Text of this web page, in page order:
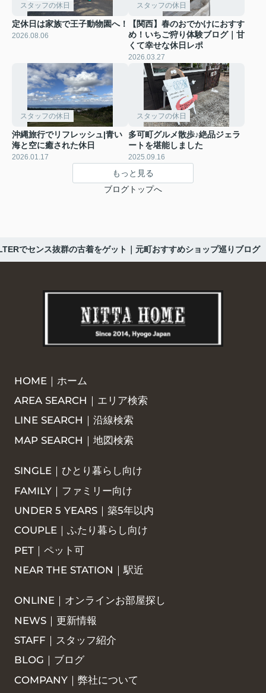
スタッフの休日
定休日は家族で王子動物園へ！
2026.08.06
スタッフの休日
【関西】春のおでかけにおすす
め！いちご狩り体験ブログ｜甘
くて幸せな休日レポ
2026.03.27
スタッフの休日
沖縄旅行でリフレッシュ|青い
海と空に癒された休日
2026.01.17
スタッフの休日
多可町グルメ散歩♪絶品ジェラ
ートを堪能しました
2025.09.16
もっと見る
ブログトップへ
でセンス抜群の古着をゲット｜元町おすすめショップ巡りブログ
HOME｜ホーム
AREA SEARCH｜エリア検索
LINE SEARCH｜沿線検索
MAP SEARCH｜地図検索
SINGLE｜ひとり暮らし向け
FAMILY｜ファミリー向け
UNDER 5 YEARS｜築5年以内
COUPLE｜ふたり暮らし向け
PET｜ペット可
NEAR THE STATION｜駅近
ONLINE｜オンラインお部屋探し
NEWS｜更新情報
STAFF｜スタッフ紹介
BLOG｜ブログ
COMPANY｜弊社について